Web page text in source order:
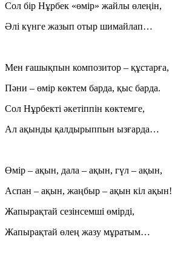
Сол бір Нұрбек «өмір» жайлы өлеңін,
Әлі күнге жазып отыр шимайлап…
Мен ғашықпын композитор – құстарға,
Пәни – өмір көктем барда, қыс барда.
Сол Нұрбекті әкетіппін көктемге,
Ал ақынды қалдырыппын ызғарда…
Өмір – ақын, дала – ақын, гүл – ақын,
Аспан – ақын, жаңбыр – ақын кіл ақын!
Жапырақтай сезінсемші өмірді,
Жапырақтай өлең жазу мұратым…